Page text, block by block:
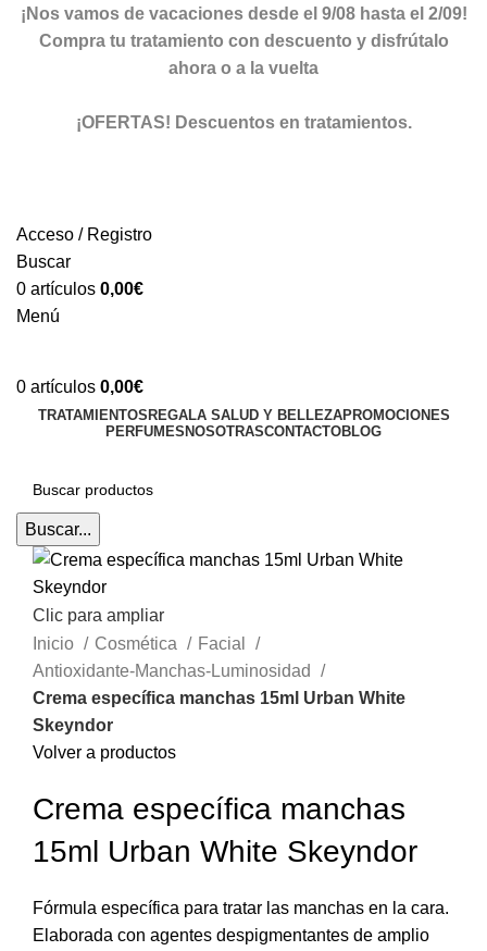
¡Nos vamos de vacaciones desde el 9/08 hasta el 2/09!
Compra tu tratamiento con descuento y disfrútalo
ahora o a la vuelta
¡OFERTAS! Descuentos en tratamientos.
Acceso / Registro
Buscar
0 artículos 0,00€
Menú
0 artículos 0,00€
TRATAMIENTOSREGALA SALUD Y BELLEZAPROMOCIONES
PERFUMESNOSOTRASCONTACTOBLOG
Buscar...
Clic para ampliar
Inicio
Cosmética
Facial
Antioxidante-Manchas-Luminosidad
Crema específica manchas 15ml Urban White
Skeyndor
Volver a productos
Crema específica manchas
15ml Urban White Skeyndor
Fórmula específica para tratar las manchas en la cara.
Elaborada con agentes despigmentantes de amplio